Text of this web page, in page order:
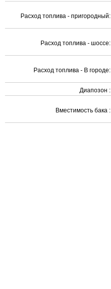
Расход топлива - пригородный:
Расход топлива - шоссе:
Расход топлива - В городе:
Диапозон :
Вместимость бака :